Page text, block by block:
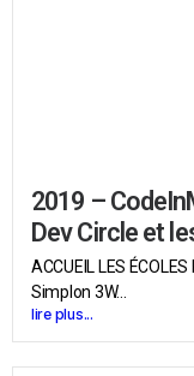
2019 –
Dev Circle et
ACCUEIL LES
Simplon 3W...
lire plus...